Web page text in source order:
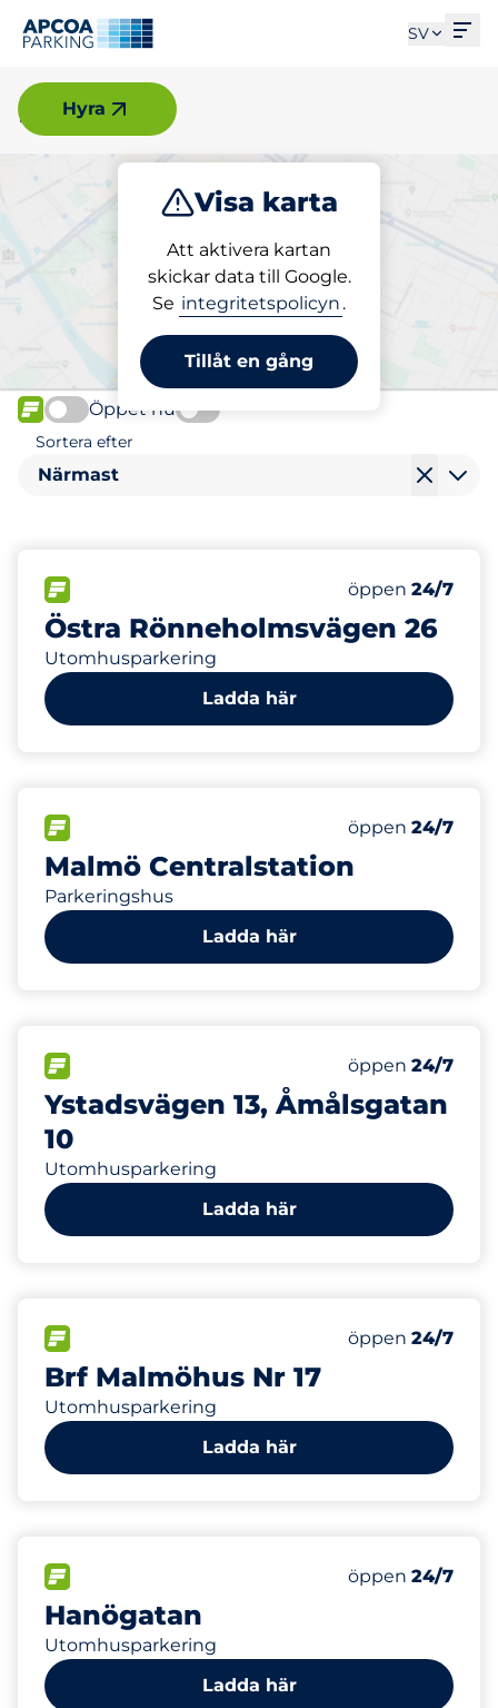
SV
Malmö
Visa karta
Att aktivera kartan
skickar data till Google.
Se integritetspolicyn .
Tillåt en gång
Hyra
Parkera Ladda
Välj din laddplats i Malmö
FLÖDE
Öppet nu
Sortera efter
Närmast
Östra Rönneholmsvägen 26
Utomhusparkering
Antal
Electric Car
Måndag
öppen 24/7
Ladda här
Malmö Centralstation
Parkeringshus
Antal
Totalt antal
Electric Car
Måndag
öppen 24/7
Ladda här
Ystadsvägen 13, Åmålsgatan
10
Utomhusparkering
Antal
Electric Car
Måndag
öppen 24/7
Ladda här
Brf Malmöhus Nr 17
Utomhusparkering
Antal
Totalt antal
Electric Car
Måndag
öppen 24/7
Ladda här
Hanögatan
Utomhusparkering
Antal
Electric Car
Måndag
öppen 24/7
Ladda här